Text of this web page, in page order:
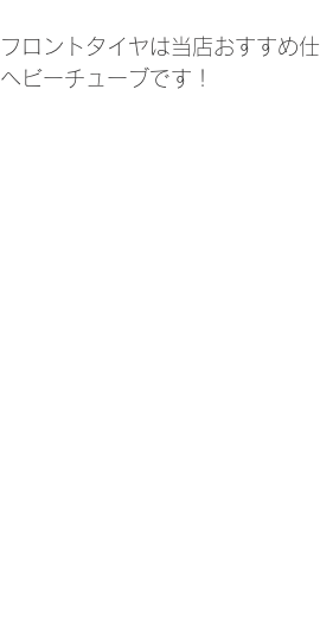
フロントタイヤは当店おすすめ
ヘビーチューブです！